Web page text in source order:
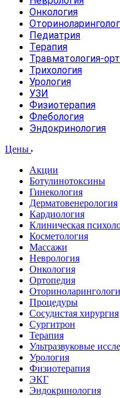
Онкология
Педиатрия
Терапия
Травматология-
Трихология
Урология
УЗИ
Физиотерапия
Флебология
Эндокринология
Цены
Акции
Ботулинотоксины
Гинекология
Дерматовенерология
Кардиология
Клиническая
Косметология
Массажи
Неврология
Онкология
Ортопедия
Процедуры
Сосудистая хирургия
Сургитрон
Терапия
Ультразвуковые
Урология
Физиотерапия
ЭКГ
Эндокринология